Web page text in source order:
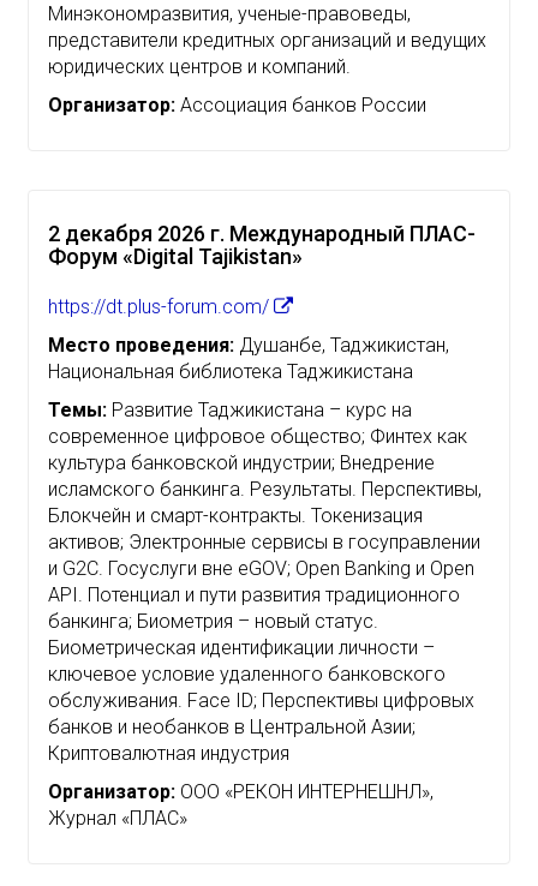
Минэкономразвития, ученые-правоведы,
представители кредитных организаций и ведущих
юридических центров и компаний.
Организатор: Ассоциация банков России
2 декабря 2026 г. Международный ПЛАС-
Форум «Digital Tajikistan»
https://dt.plus-forum.com/
Место проведения: Душанбе, Таджикистан,
Национальная библиотека Таджикистана
Темы: Развитие Таджикистана – курс на
современное цифровое общество; Финтех как
культура банковской индустрии; Внедрение
исламского банкинга. Результаты. Перспективы,
Блокчейн и смарт-контракты. Токенизация
активов; Электронные сервисы в госуправлении
и G2C. Госуслуги вне eGOV; Open Banking и Open
API. Потенциал и пути развития традиционного
банкинга; Биометрия – новый статус.
Биометрическая идентификации личности –
ключевое условие удаленного банковского
обслуживания. Face ID; Перспективы цифровых
банков и необанков в Центральной Азии;
Криптовалютная индустрия
Организатор: ООО «РЕКОН ИНТЕРНЕШНЛ»,
Журнал «ПЛАС»